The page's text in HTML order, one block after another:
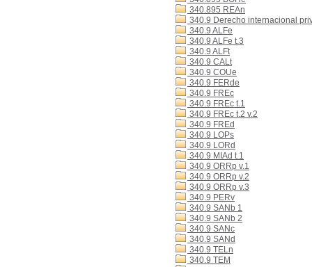
340.895 REAn
340.9 Derecho internacional
340.9 ALFe
340.9 ALFe t.3
340.9 ALFt
340.9 CALt
340.9 COUe
340.9 FERde
340.9 FREc
340.9 FREc t.1
340.9 FREc t.2 v.2
340.9 FREd
340.9 LOPs
340.9 LORd
340.9 MIAd t.1
340.9 ORRp v.1
340.9 ORRp v.2
340.9 ORRp v.3
340.9 PERv
340.9 SANb 1
340.9 SANb 2
340.9 SANc
340.9 SANd
340.9 TELn
340.9 TEM